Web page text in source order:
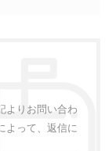
よりお問い合わ
よって、返信に